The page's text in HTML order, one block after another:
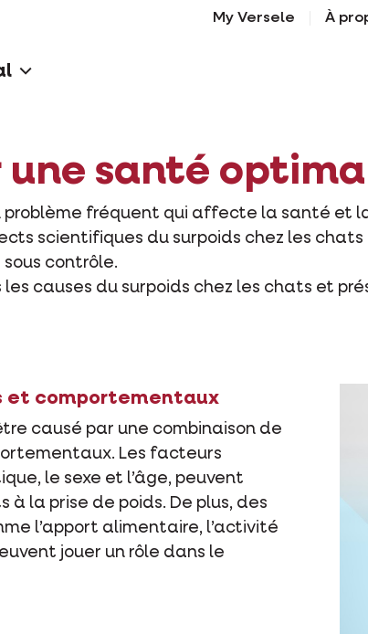
My Versele À
une santé
problème fréquent qui affecte la santé et
scientifiques du surpoids chez les
contrôle.
les causes du surpoids chez les chats et
et comportementaux
causé par une combinaison de
Les facteurs
le sexe et l’âge, peuvent
la prise de poids. De plus, des
l’apport alimentaire, l’activité
jouer un rôle dans le